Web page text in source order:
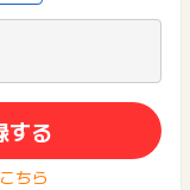
する
こちら